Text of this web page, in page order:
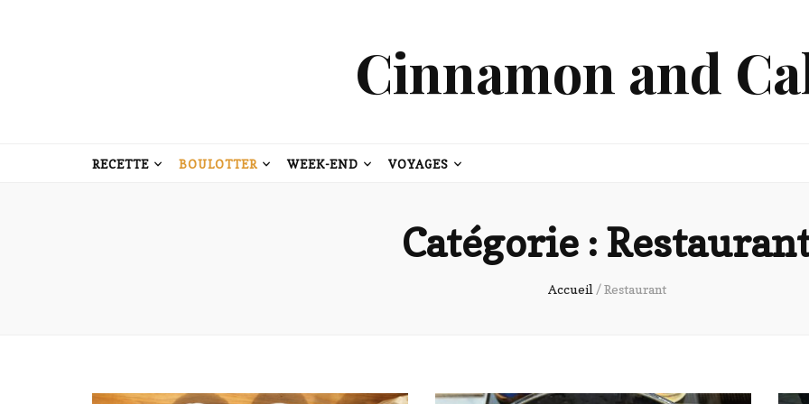
Cinnamon and
RECETTE BOULOTTER WEEK-END VOYAGES
Catégorie :
Accueil / Restaurant